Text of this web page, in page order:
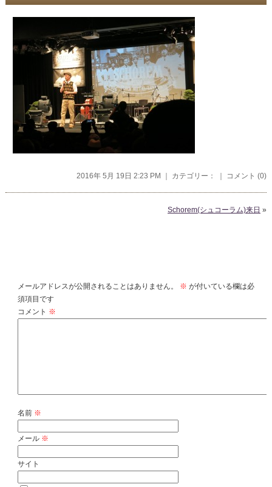
2016年 5月 19日 2:23 PM ｜ カテゴリー： ｜ コメント (0)
Schorem(シュコーラム)来日 »
メールアドレスが公開されることはありません。 ※ が付いている欄は必
須項目です
コメント ※
名前 ※
メール ※
サイト